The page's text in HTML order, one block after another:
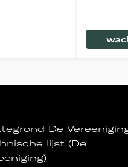
De
lijst (De